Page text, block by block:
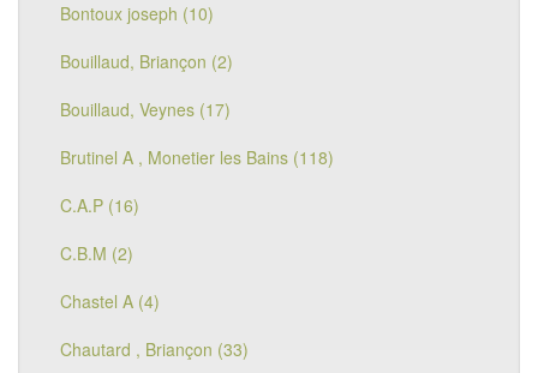
Bontoux joseph (10)
Bouillaud, Briançon (2)
Bouillaud, Veynes (17)
Brutinel A , Monetier les Bains (118)
C.A.P (16)
C.B.M (2)
Chastel A (4)
Chautard , Briançon (33)